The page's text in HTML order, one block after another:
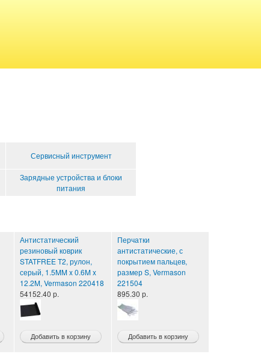
Сервисный инструмент
Зарядные устройства и блоки
питания
Антистатический
резиновый коврик
STATFREE T2, рулон,
серый, 1.5MM x 0.6M x
12.2M, Vermason 220418
54152.40 р.
Перчатки
антистатические, с
покрытием пальцев,
размер S, Vermason
221504
895.30 р.